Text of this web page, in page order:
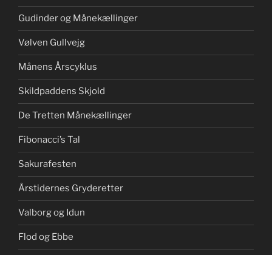
Gudinder og Månekællinger
Vølven Gullvejg
Månens Årscyklus
Skildpaddens Skjold
De Tretten Månekællinger
Fibonacci’s Tal
Sakurafesten
Årstidernes Gryderetter
Valborg og Idun
Flod og Ebbe